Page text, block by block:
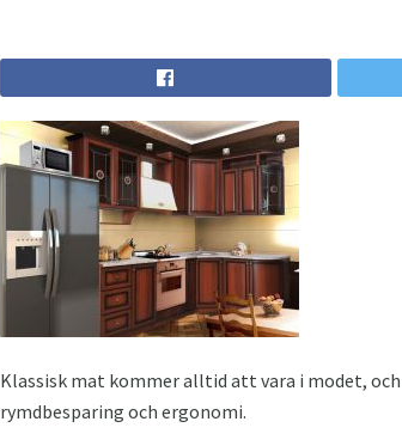
Klassisk mat kommer alltid att vara i modet,
rymdbesparing och ergonomi.